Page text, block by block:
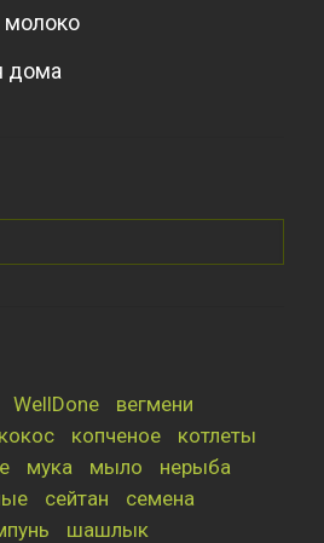
молоко
дома
WellDone
вегмени
кокос копченое
котлеты
мука мыло
нерыба
сейтан
семена
шашлык